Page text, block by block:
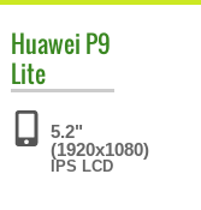
Huawei P9
Lite
5.2"
(1920x1080)
IPS LCD